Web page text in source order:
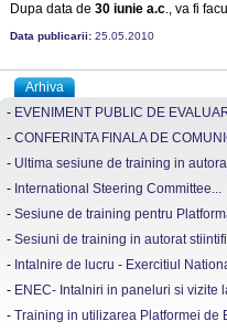
Dupa data de 30 iunie a.c., va fi
Data publicarii: 25.05.2010
Arhiva
- EVENIMENT PUBLIC DE
- CONFERINTA FINALA DE
- Ultima sesiune de training in
- International Steering Committee...
- Sesiune de training pentru
- Sesiuni de training in autorat
- Intalnire de lucru - Exercitiul
- ENEC- Intalniri in paneluri si vizite
- Training in utilizarea Platformei de